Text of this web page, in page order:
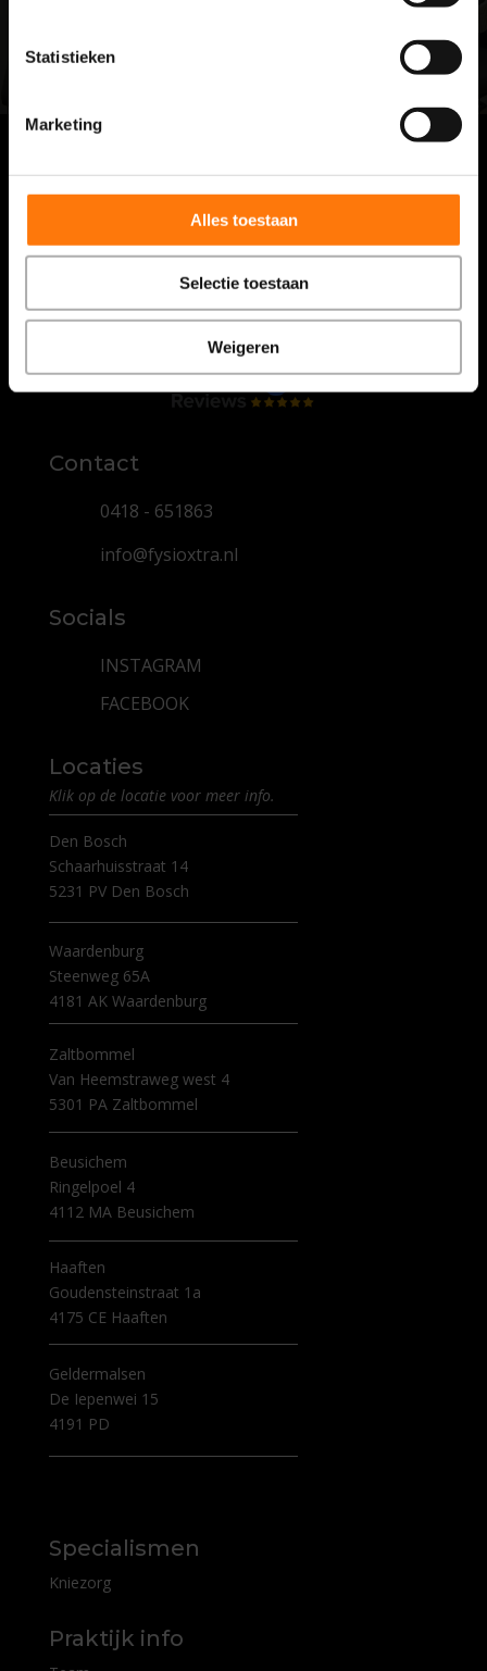
Statistieken
Marketing
Alles toestaan
Selectie toestaan
Weigeren
Contact
0418 - 651863
info@fysioxtra.nl
Socials
INSTAGRAM
FACEBOOK
Locaties
Klik op de locatie voor meer info.
Den Bosch
Schaarhuisstraat 14
5231 PV Den Bosch
Waardenburg
Steenweg 65A
4181 AK Waardenburg
Zaltbommel
Van Heemstraweg west 4
5301 PA Zaltbommel
Beusichem
Ringelpoel 4
4112 MA Beusichem
Haaften
Goudensteinstraat 1a
4175 CE Haaften
Geldermalsen
De Iepenwei 15
4191 PD
Specialismen
Kniezorg
Praktijk info